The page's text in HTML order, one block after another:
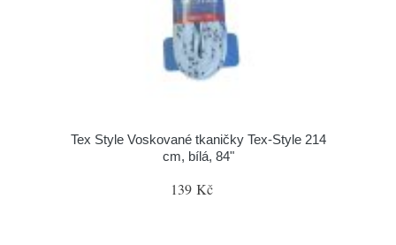
Tex Style Voskované tkaničky Tex-Style 214
cm, bílá, 84"
139 Kč